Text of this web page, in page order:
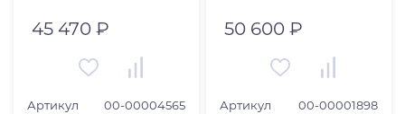
45 470 ₽
Артикул 00-00004565
50 600 ₽
Артикул 00-00001898